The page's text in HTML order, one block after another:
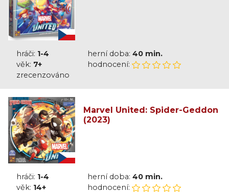
hráči: 1-4 herní doba: 40 min.
věk: 7+
hodnocení:
zrecenzováno
Marvel United: Spider-Geddon
(2023)
hráči: 1-4 herní doba: 40 min.
věk: 14+ hodnocení: